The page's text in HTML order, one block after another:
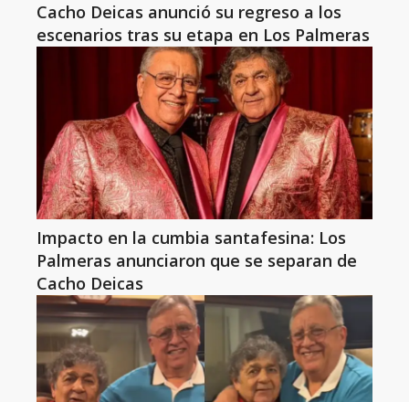
Cacho Deicas anunció su regreso a los
escenarios tras su etapa en Los Palmeras
Impacto en la cumbia santafesina: Los
Palmeras anunciaron que se separan de
Cacho Deicas